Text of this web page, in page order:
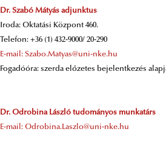
Dr. Szabó Mátyás adjunktus
Iroda: Oktatási Központ 460.
Telefon: +36 (1) 432-9000/ 20-290
E-mail: Szabo.Matyas@uni-nke.hu
Fogadóóra: szerda előzetes bejelentkezés
Dr. Odrobina László tudományos munkatárs
E-mail: Odrobina.Laszlo@uni-nke.hu